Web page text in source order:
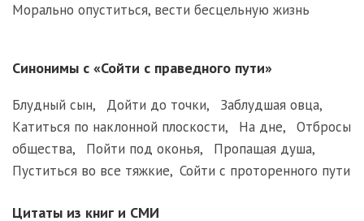
Морально опуститься, вести бесцельную жизнь
Синонимы с «Сойти с праведного пути»
Блудный сын, Дойти до точки, Заблудшая овца,
Катиться по наклонной плоскости, На дне, Отбросы
общества, Пойти под оконья, Пропащая душа,
Пуститься во все тяжкие, Сойти с проторенного пути
Цитаты из книг и СМИ